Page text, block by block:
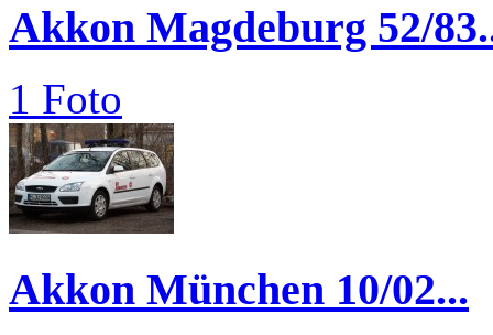
Akkon Magdeburg 52/
1 Foto
Akkon München 10/02...